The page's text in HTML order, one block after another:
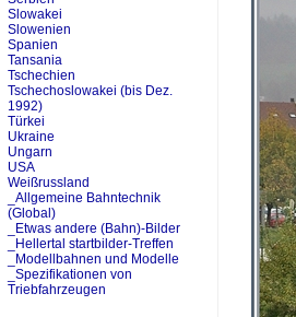
Slowakei
Slowenien
Spanien
Tansania
Tschechien
Tschechoslowakei (bis Dez.
1992)
Türkei
Ukraine
Ungarn
USA
Weißrussland
_Allgemeine Bahntechnik
(Global)
_Etwas andere (Bahn)-Bilder
_Hellertal startbilder-Treffen
_Modellbahnen und Modelle
_Spezifikationen von
Triebfahrzeugen